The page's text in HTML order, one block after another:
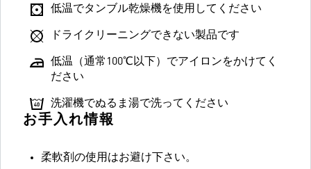
低温でタンブル乾燥機を使用してください
ドライクリーニングできない製品です
低温（通常100℃以下）でアイロンをかけてく
ださい
洗濯機でぬるま湯で洗ってください
お手入れ情報
柔軟剤の使用はお避け下さい。